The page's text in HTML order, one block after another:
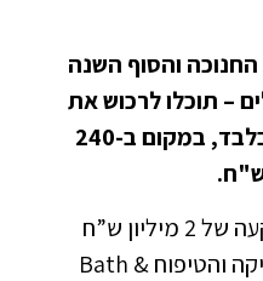
והסוף השנה
גוף ונר 3 פתילים – תוכלו לרכוש את
צמד המוצרים ב-144 ש"ח בלבד, במקום ב-240
כזכור, באוגוסט 2025, בהשקעה של 2 מיליון ש”ח
נפתחה הבוקר חנות הקוסמטיקה והטיפוח Bath &